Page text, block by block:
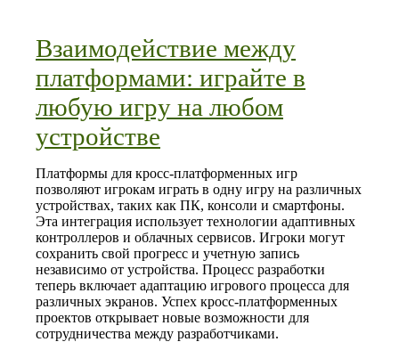
Взаимодействие между
платформами: играйте в
любую игру на любом
устройстве
Платформы для кросс-платформенных игр
позволяют игрокам играть в одну игру на различных
устройствах, таких как ПК, консоли и смартфоны.
Эта интеграция использует технологии адаптивных
контроллеров и облачных сервисов. Игроки могут
сохранить свой прогресс и учетную запись
независимо от устройства. Процесс разработки
теперь включает адаптацию игрового процесса для
различных экранов. Успех кросс-платформенных
проектов открывает новые возможности для
сотрудничества между разработчиками.